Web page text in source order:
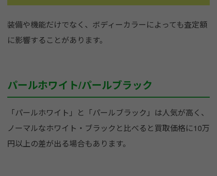
装備や機能だけでなく、ボディーカラーによっても査定額
に影響することがあります。
パールホワイト/パールブラック
「パールホワイト」と「パールブラック」は人気が高く、
ノーマルなホワイト・ブラックと比べると買取価格に10万
円以上の差が出る場合もあります。